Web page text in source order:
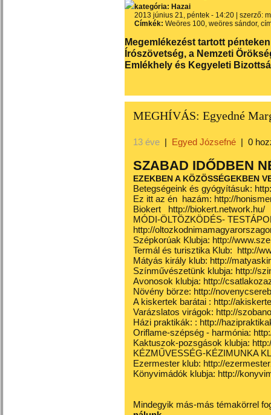
kategória: Hazai
2013 június 21, péntek - 14:20 | szerző:
Címkék: Weöres 100, weöres sándor,
Megemlékezést tartott
Írószövetség, a Nemzeti
Emlékhely és Kegyeleti
MEGHÍVÁS: Egyedné
13 éve | Egyed Józsefné | 0
SZABAD IDŐDBEN
EZEKBEN A KÖZÖSSÉGEKBEN
Betegségeink és gyógyításuk:
Ez itt az én hazám: http://
Biokert http://biokert.network.hu/
MÓDI-ÖLTÖZKÖDÉS-
http://
Szépkorúak Klubja: http://
Termál és turisztika Klub: http://
Mátyás király klub: http://
Színművészetünk klubja: http://
Avonosok klubja: http://
Növény börze: http://
A kiskertek barátai : http://
Varázslatos virágok: http://
Házi praktikák: : http://
Oriflame-szépség - harmónia:
Kaktuszok-pozsgások klubja:
KÉZMŰVESSÉG-KÉZIMUNKA
Ezermester klub: http://
Könyvimádók klubja: http://
Mindegyik más-más témakörrel